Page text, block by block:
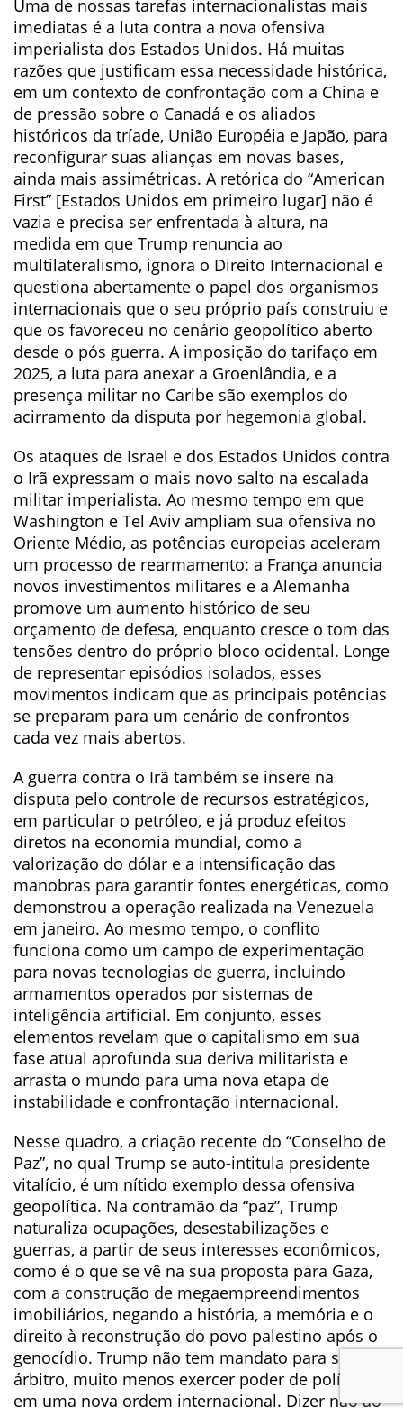
Uma de nossas tarefas internacionalistas mais
imediatas é a luta contra a nova ofensiva
imperialista dos Estados Unidos. Há muitas
razões que justificam essa necessidade histórica,
em um contexto de confrontação com a China e
de pressão sobre o Canadá e os aliados
históricos da tríade, União Européia e Japão, para
reconfigurar suas alianças em novas bases,
ainda mais assimétricas. A retórica do “American
First” [Estados Unidos em primeiro lugar] não é
vazia e precisa ser enfrentada à altura, na
medida em que Trump renuncia ao
multilateralismo, ignora o Direito Internacional e
questiona abertamente o papel dos organismos
internacionais que o seu próprio país construiu e
que os favoreceu no cenário geopolítico aberto
desde o pós guerra. A imposição do tarifaço em
2025, a luta para anexar a Groenlândia, e a
presença militar no Caribe são exemplos do
acirramento da disputa por hegemonia global.
Os ataques de Israel e dos Estados Unidos contra
o Irã expressam o mais novo salto na escalada
militar imperialista. Ao mesmo tempo em que
Washington e Tel Aviv ampliam sua ofensiva no
Oriente Médio, as potências europeias aceleram
um processo de rearmamento: a França anuncia
novos investimentos militares e a Alemanha
promove um aumento histórico de seu
orçamento de defesa, enquanto cresce o tom das
tensões dentro do próprio bloco ocidental. Longe
de representar episódios isolados, esses
movimentos indicam que as principais potências
se preparam para um cenário de confrontos
cada vez mais abertos.
A guerra contra o Irã também se insere na
disputa pelo controle de recursos estratégicos,
em particular o petróleo, e já produz efeitos
diretos na economia mundial, como a
valorização do dólar e a intensificação das
manobras para garantir fontes energéticas, como
demonstrou a operação realizada na Venezuela
em janeiro. Ao mesmo tempo, o conflito
funciona como um campo de experimentação
para novas tecnologias de guerra, incluindo
armamentos operados por sistemas de
inteligência artificial. Em conjunto, esses
elementos revelam que o capitalismo em sua
fase atual aprofunda sua deriva militarista e
arrasta o mundo para uma nova etapa de
instabilidade e confrontação internacional.
Nesse quadro, a criação recente do “Conselho de
Paz”, no qual Trump se auto-intitula presidente
vitalício, é um nítido exemplo dessa ofensiva
geopolítica. Na contramão da “paz”, Trump
naturaliza ocupações, desestabilizações e
guerras, a partir de seus interesses econômicos,
como é o que se vê na sua proposta para Gaza,
com a construção de megaempreendimentos
imobiliários, negando a história, a memória e o
direito à reconstrução do povo palestino após o
genocídio. Trump não tem mandato para ser
árbitro, muito menos exercer poder de polícia,
em uma nova ordem internacional. Dizer não ao